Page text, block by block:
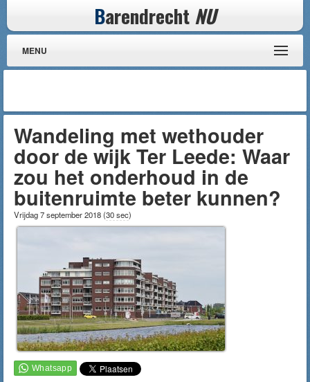
Barendrecht NU
MENU
Wandeling met wethouder
door de wijk Ter Leede: Waar
zou het onderhoud in de
buitenruimte beter kunnen?
Vrijdag 7 september 2018(30 sec)